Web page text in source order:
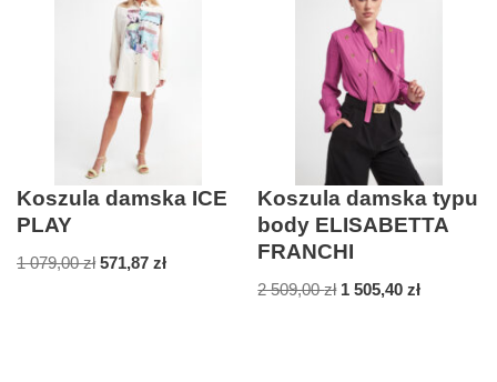
Koszula damska ICE
PLAY
1 079,00zł 571,87 zł
Koszula damska typu
body ELISABETTA
FRANCHI
2 509,00zł 1 505,40zł